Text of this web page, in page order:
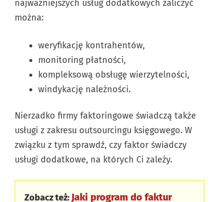
najważniejszych usług dodatkowych zaliczyć
można:
weryfikację kontrahentów,
monitoring płatności,
kompleksową obsługę wierzytelności,
windykację należności.
Nierzadko firmy faktoringowe świadczą także
usługi z zakresu outsourcingu księgowego. W
związku z tym sprawdź, czy faktor świadczy
usługi dodatkowe, na których Ci zależy.
Zobacz też: Jaki program do faktur